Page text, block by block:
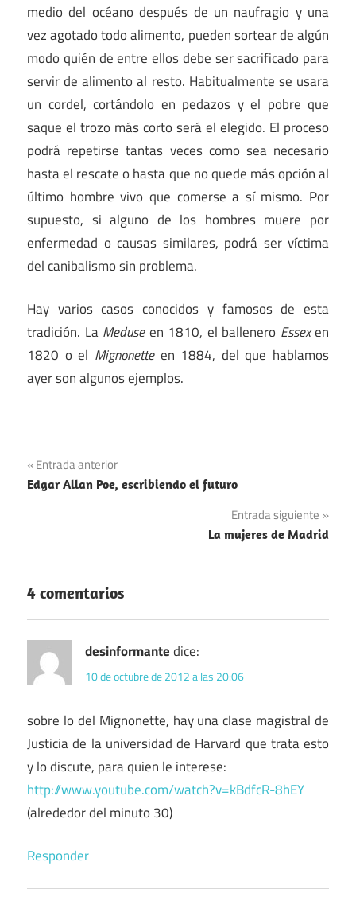
medio del océano después de un naufragio y una
vez agotado todo alimento, pueden sortear de algún
modo quién de entre ellos debe ser sacrificado para
servir de alimento al resto. Habitualmente se usara
un cordel, cortándolo en pedazos y el pobre que
saque el trozo más corto será el elegido. El proceso
podrá repetirse tantas veces como sea necesario
hasta el rescate o hasta que no quede más opción al
último hombre vivo que comerse a sí mismo. Por
supuesto, si alguno de los hombres muere por
enfermedad o causas similares, podrá ser víctima
del canibalismo sin problema.
Hay varios casos conocidos y famosos de esta
tradición. La Meduseen 1810, el ballenero Essexen
1820 o el Mignonetteen 1884, del que hablamos
ayer son algunos ejemplos.
Navegación
de
Entrada anterior
Edgar Allan Poe, escribiendo el futuro
Entrada siguiente
La mujeres de Madrid
4 comentarios
desinformantedice:
10 de octubre de 2012 a las 20:06
sobre lo del Mignonette, hay una clase magistral de
Justicia de la universidad de Harvard que trata esto
y lo discute, para quien le interese:
http://www.youtube.com/watch?v=kBdfcR-8hEY
(alrededor del minuto 30)
Responder